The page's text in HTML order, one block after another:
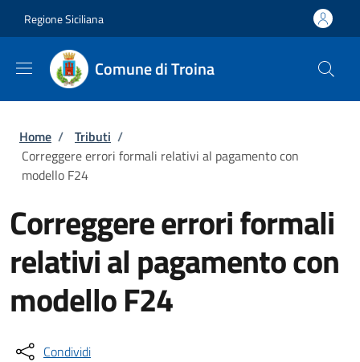
Regione Siciliana
Comune di Troina
Briciole di pane
Home / Tributi /
Correggere errori formali relativi al pagamento con
modello F24
Correggere errori formali
relativi al pagamento con
modello F24
Condividi